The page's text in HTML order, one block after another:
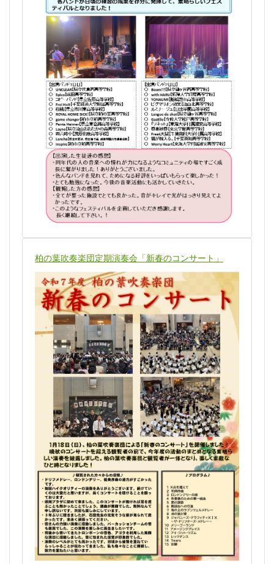
柏の葉吹奏楽団定期演奏会「新春のコンサート」